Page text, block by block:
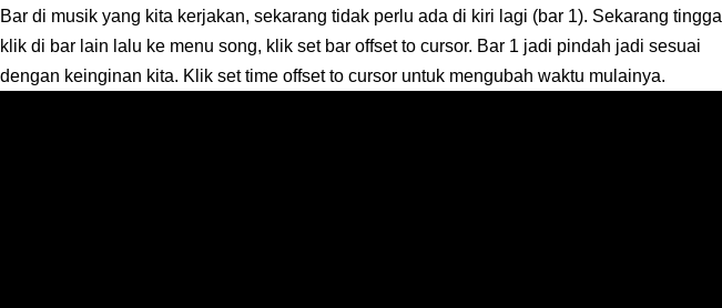
Bar di musik yang kita kerjakan, sekarang tidak perlu ada di kiri lagi (bar 1). Sekarang tinggal
klik di bar lain lalu ke menu song, klik set bar offset to cursor. Bar 1 jadi pindah jadi sesuai
dengan keinginan kita. Klik set time offset to cursor untuk mengubah waktu mulainya.